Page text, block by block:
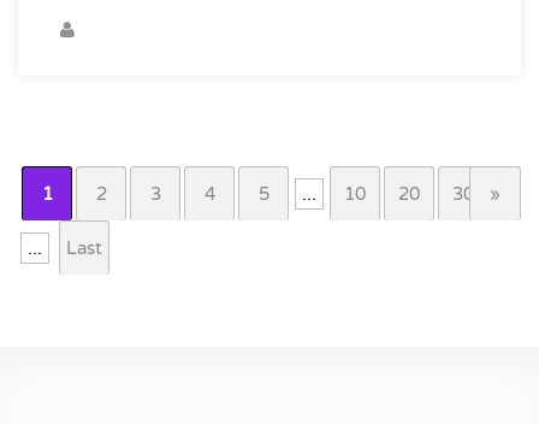
1 2 3 4 5 ... 10 20 30
...
»
Last